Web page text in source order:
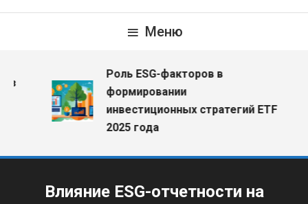
Меню
Роль ESG-факторов в
формировании
инвестиционных стратегий ETF
2025 года
Влияние ESG-отчетности на